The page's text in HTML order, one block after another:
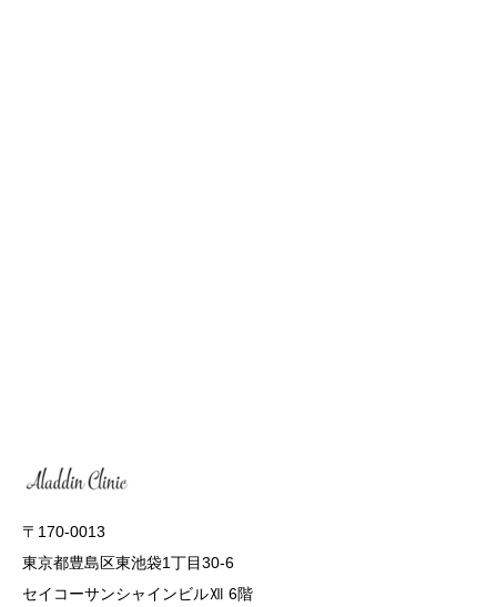
〒170-0013
東京都豊島区東池袋1丁目30-6
セイコーサンシャインビルⅫ 6階